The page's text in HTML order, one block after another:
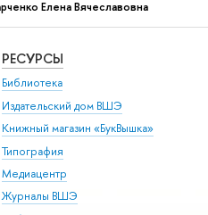
Елена Вячеславовна
РЕСУРСЫ
Библиотека
Издательский дом ВШЭ
Книжный магазин «БукВышка»
Типография
Медиацентр
Журналы ВШЭ